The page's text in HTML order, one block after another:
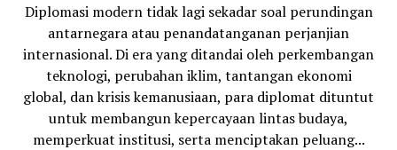
Diplomasi modern tidak lagi sekadar soal perundingan
antarnegara atau penandatanganan perjanjian
internasional. Di era yang ditandai oleh perkembangan
teknologi, perubahan iklim, tantangan ekonomi
global, dan krisis kemanusiaan, para diplomat dituntut
untuk membangun kepercayaan lintas budaya,
memperkuat institusi, serta menciptakan peluang...